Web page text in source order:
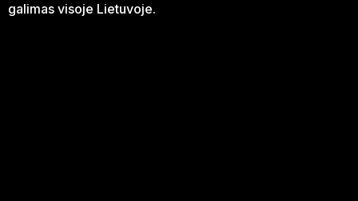
galimas visoje Lietuvoje.